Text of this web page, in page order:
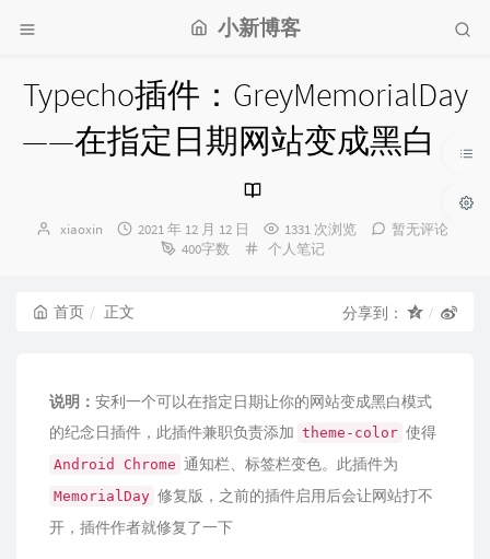
小新博客
Typecho插件：GreyMemorialDay
——在指定日期网站变成黑白
博
xiaoxin
发
2021 年 12 月 12 日 1331 次浏览
暂无评论
400字数
分
个人笔记
首页 正文 分享到：
说明： 安利一个可以在指定日期让你的网站变成黑白模式
的纪念日插件，此插件兼职负责添加 theme-color 使得
An­droid Chrome 通知栏、标签栏变色。此插件为
Memo­ri­al­Day 修复版，之前的插件启用后会让网站打不
开，插件作者就修复了一下